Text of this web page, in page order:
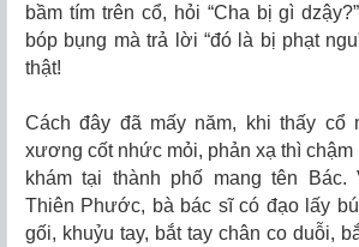
bầm tím trên cổ, hỏi “Cha bị gì
bóp bụng mà trả lời “đó là bị phạt
thật!
Cách đây đã mấy năm, khi thấy cổ
xương cốt nhức mỏi, phản xạ thì chậm
khám tại thành phố mang tên Bác.
Thiên Phước, bà bác sĩ có đạo lấy
gối, khuỷu tay, bắt tay chân co duỗi,